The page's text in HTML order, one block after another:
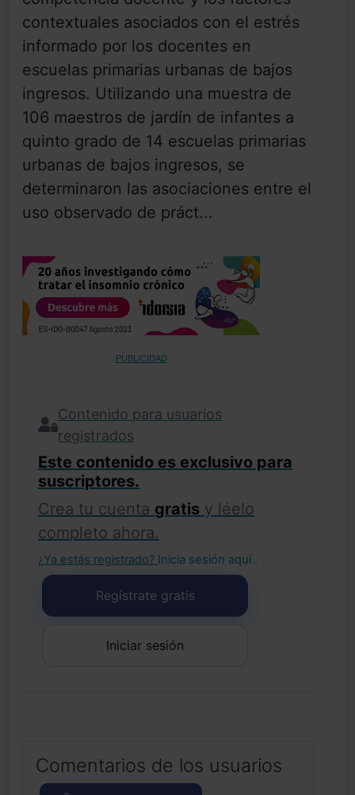
contextuales asociados con el estrés
informado por los docentes en
escuelas primarias urbanas de bajos
ingresos. Utilizando una muestra de
106 maestros de jardín de infantes a
quinto grado de 14 escuelas primarias
urbanas de bajos ingresos, se
determinaron las asociaciones entre el
uso observado de práct...
PUBLICIDAD
Contenido para usuarios
registrados
Este contenido es exclusivo para
suscriptores.
Crea tu cuenta gratis y léelo
completo ahora.
¿Ya estás registrado? Inicia sesión aquí .
Regístrate gratis
Iniciar sesión
Comentarios de los usuarios